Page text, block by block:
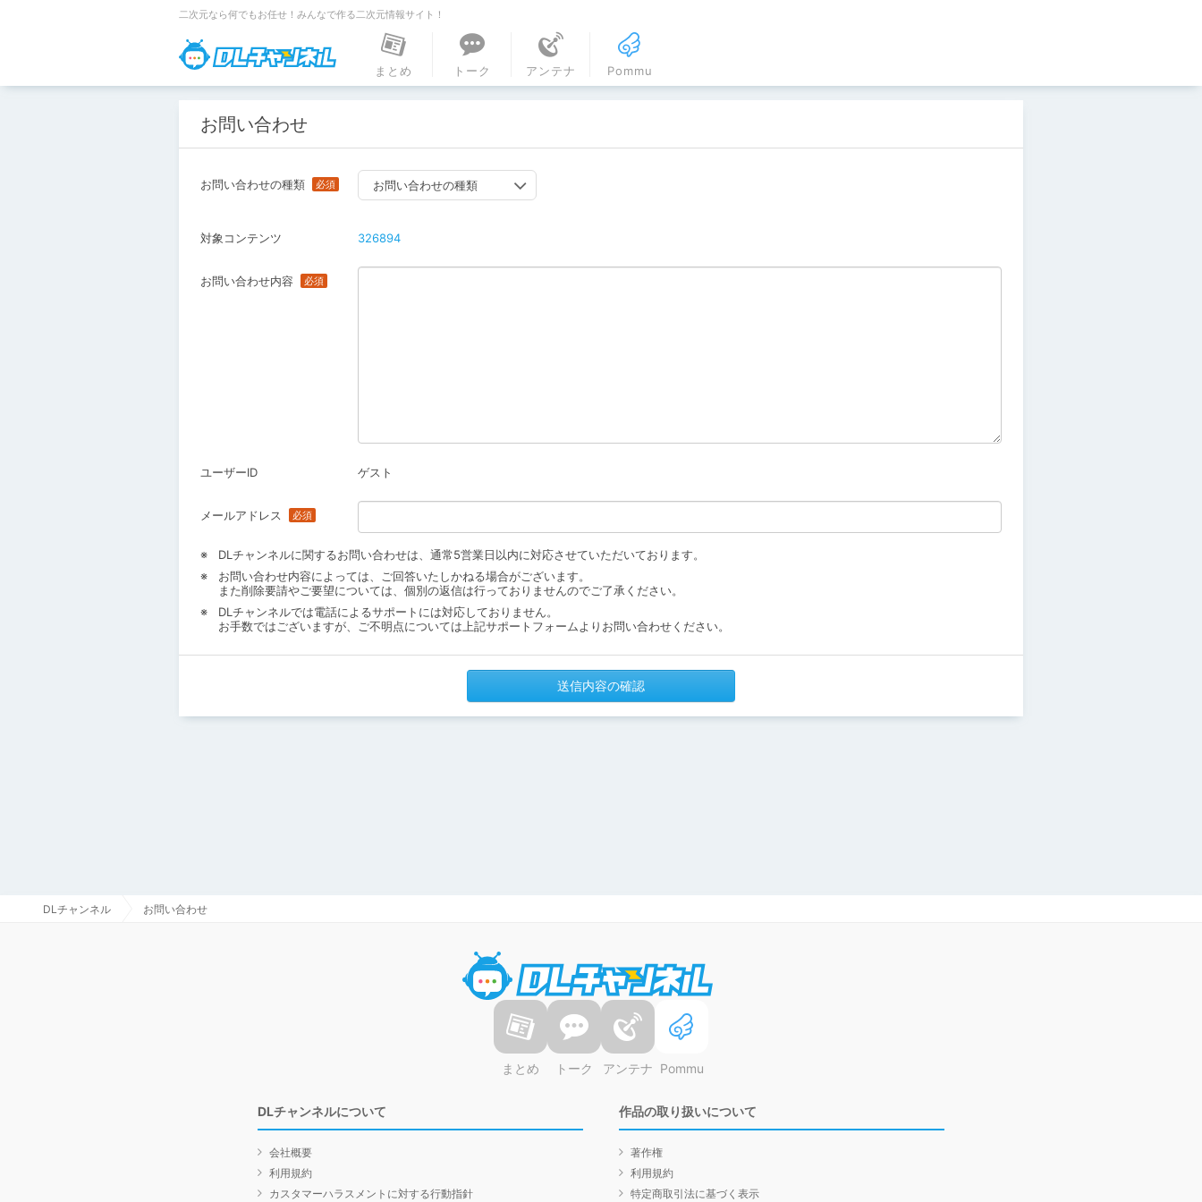
二次元なら何でもお任せ！みんなで作る二次元情報サイト！
DLチャンネル
まとめ
トーク アンテナ Pommu
お問い合わせ
お問い合わせの種類 お問い合わせの種類
対象コンテンツ 326894
お問い合わせ内容
ユーザーID ゲスト
メールアドレス
DLチャンネルに関するお問い合わせは、通常5営業日以内に対応させていただいております。
お問い合わせ内容によっては、ご回答いたしかねる場合がございます。
また削除要請やご要望については、個別の返信は行っておりませんのでご了承ください。
DLチャンネルでは電話によるサポートには対応しておりません。
お手数ではございますが、ご不明点については上記サポートフォームよりお問い合わせください。
送信内容の確認
DLチャンネル お問い合わせ
まとめ トーク アンテナ Pommu
DLチャンネルについて
会社概要
利用規約
カスタマーハラスメントに対する行動指針
作品の取り扱いについて
著作権
利用規約
特定商取引法に基づく表示